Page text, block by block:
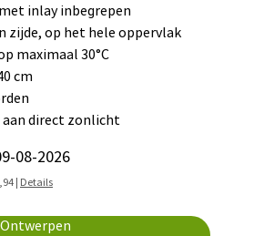
inlay inbegrepen
zijde, op het hele oppervlak
maximaal 30°C
cm
direct zonlicht
08-2026
| Details
Ontwerpen